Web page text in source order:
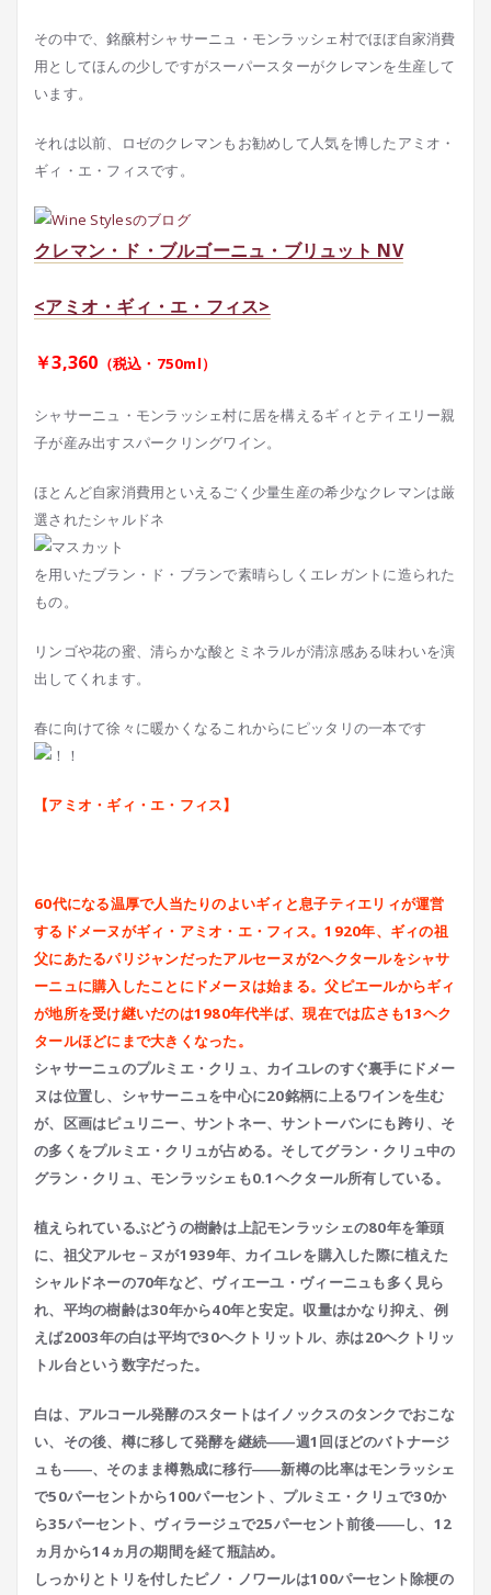
その中で、銘醸村シャサーニュ・モンラッシェ村でほぼ自家消費
用としてほんの少しですがスーパースターがクレマンを生産して
います。
それは以前、ロゼのクレマンもお勧めして人気を博したアミオ・
ギィ・エ・フィスです。
クレマン・ド・ブルゴーニュ・ブリュット NV
<アミオ・ギィ・エ・フィス>
￥3,360 （税込・750ml）
シャサーニュ・モンラッシェ村に居を構えるギィとティエリー親
子が産み出すスパークリングワイン。
ほとんど自家消費用といえるごく少量生産の希少なクレマンは厳
選されたシャルドネ
を用いたブラン・ド・ブランで素晴らしくエレガントに造られた
もの。
リンゴや花の蜜、清らかな酸とミネラルが清涼感ある味わいを演
出してくれます。
春に向けて徐々に暖かくなるこれからにピッタリの一本です
【アミオ・ギィ・エ・フィス】
60代になる温厚で人当たりのよいギィと息子ティエリィが運営
するドメーヌがギィ・アミオ・エ・フィス。1920年、ギィの祖
父にあたるパリジャンだったアルセーヌが2ヘクタールをシャサ
ーニュに購入したことにドメーヌは始まる。父ピエールからギィ
が地所を受け継いだのは1980年代半ば、現在では広さも13ヘク
タールほどにまで大きくなった。
シャサーニュのプルミエ・クリュ、カイユレのすぐ裏手にドメー
ヌは位置し、シャサーニュを中心に20銘柄に上るワインを生む
が、区画はピュリニー、サントネー、サントーバンにも跨り、そ
の多くをプルミエ・クリュが占める。そしてグラン・クリュ中の
グラン・クリュ、モンラッシェも0.1ヘクタール所有している。
植えられているぶどうの樹齢は上記モンラッシェの80年を筆頭
に、祖父アルセ－ヌが1939年、カイユレを購入した際に植えた
シャルドネーの70年など、ヴィエーユ・ヴィーニュも多く見ら
れ、平均の樹齢は30年から40年と安定。収量はかなり抑え、例
えば2003年の白は平均で30ヘクトリットル、赤は20ヘクトリッ
トル台という数字だった。
白は、アルコール発酵のスタートはイノックスのタンクでおこな
い、その後、樽に移して発酵を継続――週1回ほどのバトナージ
ュも――、そのまま樽熟成に移行――新樽の比率はモンラッシェ
で50パーセントから100パーセント、プルミエ・クリュで30か
ら35パーセント、ヴィラージュで25パーセント前後――し、12
ヵ月から14ヵ月の期間を経て瓶詰め。
しっかりとトリを付したピノ・ノワールは100パーセント除梗の